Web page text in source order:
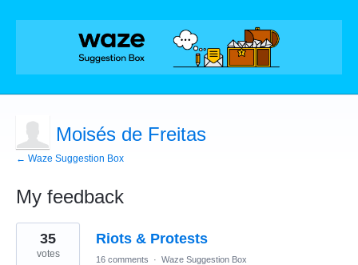
Moisés de Freitas
← Waze Suggestion Box
My feedback
1
result
found
Riots & Protests
35
votes 16 comments · Waze Suggestion Box